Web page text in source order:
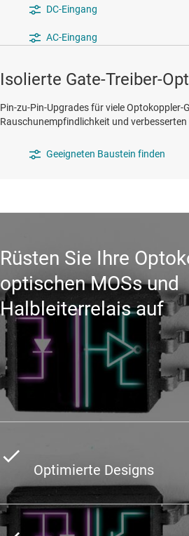
DC-Eingang
AC-Eingang
Isolierte Gate-Treiber-
Pin-zu-Pin-Upgrades für viele Optokoppler-
Rauschunempfindlichkeit und
Geeigneten Baustein finden
Rüsten Sie Ihre
optischen MOSs und
Halbleiterrelais auf
Optimierte Designs